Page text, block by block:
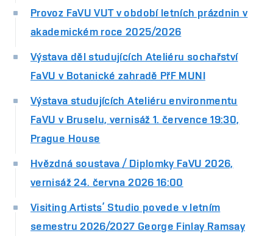
Provoz FaVU VUT v období letních prázdnin v
akademickém roce 2025/2026
Výstava děl studujících Ateliéru sochařství
FaVU v Botanické zahradě PřF MUNI
Výstava studujících Ateliéru environmentu
FaVU v Bruselu, vernisáž 1. července 19:30,
Prague House
Hvězdná soustava / Diplomky FaVU 2026,
vernisáž 24. června 2026 16:00
Visiting Artists’ Studio povede v letním
semestru 2026/2027 George Finlay Ramsay